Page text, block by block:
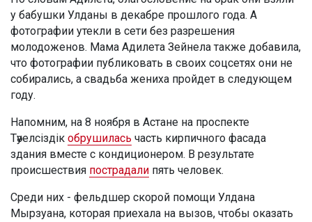
у бабушки Улданы в декабре прошлого года. А
фотографии утекли в сети без разрешения
молодоженов. Мама Адилета Зейнела также добавила,
что фотографии публиковать в своих соцсетях они не
собирались, а свадьба жениха пройдет в следующем
году.
Напомним, на 8 ноября в Астане на проспекте
Тәуелсіздік обрушилась часть кирпичного фасада
здания вместе с кондиционером. В результате
происшествия пострадали пять человек.
Среди них - фельдшер скорой помощи Улдана
Мырзуана, которая приехала на вызов, чтобы оказать